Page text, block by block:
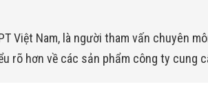
Việt Nam, là người tham vấn chuyên
rõ hơn về các sản phẩm công ty cung